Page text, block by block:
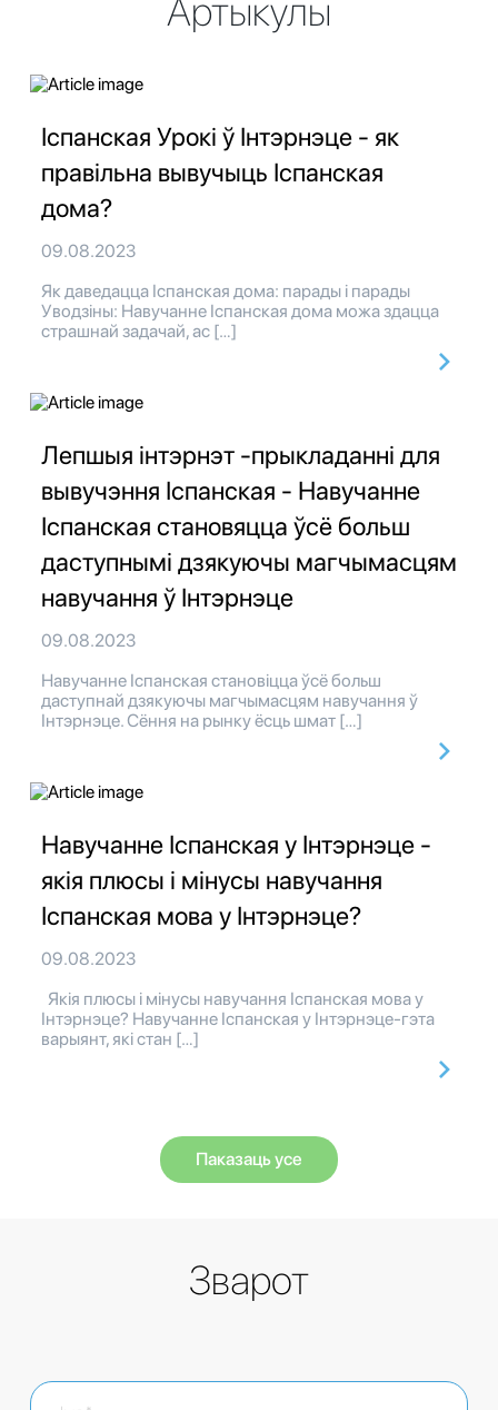
Артыкулы
Іспанская Урокі ў Інтэрнэце - як
правільна вывучыць Іспанская
дома?
09.08.2023
Як даведацца Іспанская дома: парады і парады
Уводзіны: Навучанне Іспанская дома можа здацца
страшнай задачай, ас […]
Лепшыя інтэрнэт -прыкладанні для
вывучэння Іспанская - Навучанне
Іспанская становяцца ўсё больш
даступнымі дзякуючы магчымасцям
навучання ў Інтэрнэце
09.08.2023
Навучанне Іспанская становіцца ўсё больш
даступнай дзякуючы магчымасцям навучання ў
Інтэрнэце. Сёння на рынку ёсць шмат […]
Навучанне Іспанская у Інтэрнэце -
якія плюсы і мінусы навучання
Іспанская мова у Інтэрнэце?
09.08.2023
Якія плюсы і мінусы навучання Іспанская мова у
Інтэрнэце? Навучанне Іспанская у Інтэрнэце-гэта
варыянт, які стан […]
Паказаць усе
Зварот